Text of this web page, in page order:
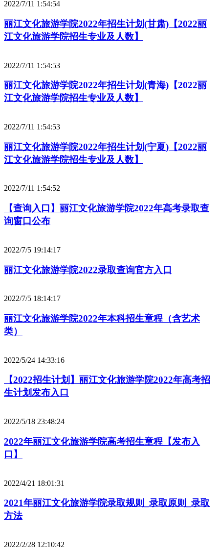
2022/7/11 1:54:54
丽江文化旅游学院2022年招生计划(甘肃)【2022丽
江文化旅游学院招生专业及人数】
2022/7/11 1:54:53
丽江文化旅游学院2022年招生计划(青海)【2022丽
江文化旅游学院招生专业及人数】
2022/7/11 1:54:53
丽江文化旅游学院2022年招生计划(宁夏)【2022丽
江文化旅游学院招生专业及人数】
2022/7/11 1:54:52
【查询入口】丽江文化旅游学院2022年高考录取查
询窗口公布
2022/7/5 19:14:17
丽江文化旅游学院2022录取查询官方入口
2022/7/5 18:14:17
丽江文化旅游学院2022年本科招生章程（含艺术
类）
2022/5/24 14:33:16
【2022招生计划】丽江文化旅游学院2022年高考招
生计划发布入口
2022/5/18 23:48:24
2022年丽江文化旅游学院高考招生章程【发布入
口】
2022/4/21 18:01:31
2021年丽江文化旅游学院录取规则_录取原则_录取
方法
2022/2/28 12:10:42